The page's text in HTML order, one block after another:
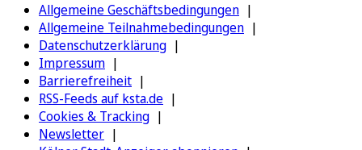
Allgemeine Geschäftsbedingungen
Allgemeine Teilnahmebedingungen
Datenschutzerklärung
Impressum
Barrierefreiheit
RSS-Feeds auf ksta.de
Cookies & Tracking
Newsletter